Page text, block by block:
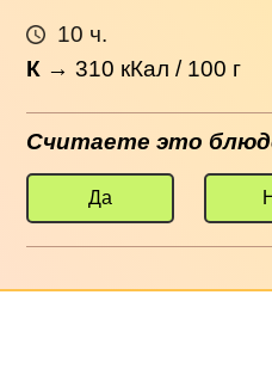
10 ч.
К →310 кКал / 100 г
Считаете это
Да